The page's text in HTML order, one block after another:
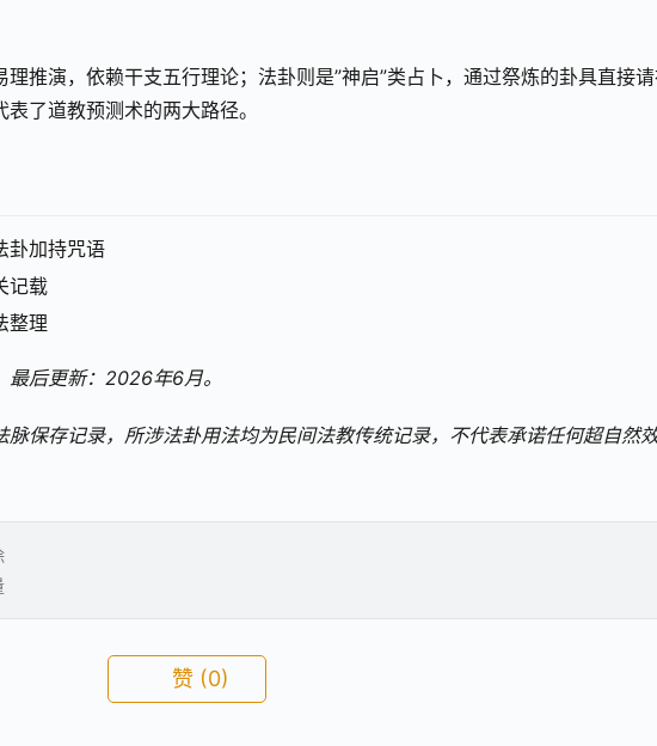
推演，依赖干支五行理论；法卦则是”神启”类占卜，通过祭炼的卦具直接
了道教预测术的两大路径。
卦加持咒语
记载
整理
后更新：2026年6月。
脉保存记录，所涉法卦用法均为民间法教传统记录，不代表承诺任何超自然
赞 (0)